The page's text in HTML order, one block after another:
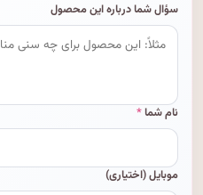
سؤال شما درباره این محصول
نام شما*
موبایل (اختیاری)